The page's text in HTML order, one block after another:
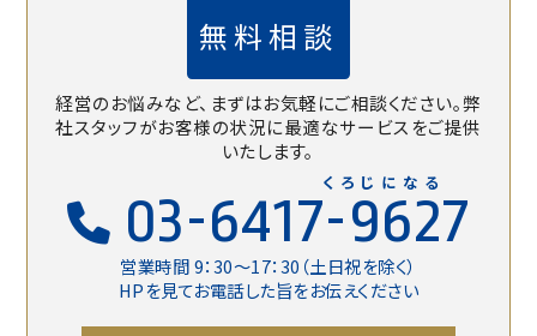
無料相談
経営のお悩みなど、まずはお気軽にご相談ください。弊
社スタッフがお客様の状況に最適なサービスをご提供
いたします。
03-6417-9627
営業時間 9：30〜17：30（土日祝を除く）
HPを見てお電話した旨をお伝えください
くろじになる